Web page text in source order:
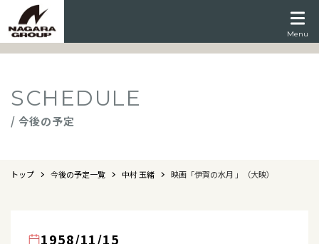
Menu
SCHEDULE
/ 今後の予定
トップ 今後の予定一覧 中村 玉緒 映画「伊賀の水月 」（大映）
1958/11/15